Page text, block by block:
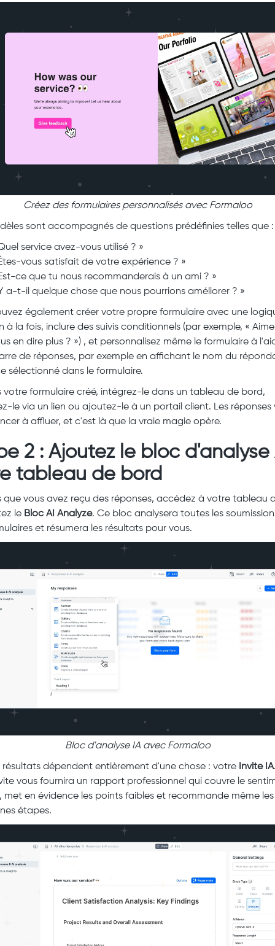
Créez des formulaires personnalisés avec Formaloo
sont accompagnés de questions prédéfinies telles que :
service avez-vous utilisé ? »
vous satisfait de votre expérience ? »
ce que tu nous recommanderais à un ami ? »
a-t-il quelque chose que nous pourrions améliorer ? »
également créer votre propre formulaire avec une
à la fois, inclure des suivis conditionnels (par exemple, «
en dire plus ? ») , et personnalisez même le formulaire à
de réponses, par exemple en affichant le nom du
sélectionné dans le formulaire.
votre formulaire créé, intégrez-le dans un tableau de bord,
le via un lien ou ajoutez-le à un portail client. Les réponses
à affluer, et c'est là que la vraie magie opère.
2 : Ajoutez le bloc d'analyse
tableau de bord
que vous avez reçu des réponses, accédez à votre tableau
le Bloc AI Analyze. Ce bloc analysera toutes les
et résumera les résultats pour vous.
Bloc d'analyse IA avec Formaloo
résultats dépendent entièrement d'une chose : votre Invite IA
vous fournira un rapport professionnel qui couvre le
met en évidence les points faibles et recommande même les
étapes.